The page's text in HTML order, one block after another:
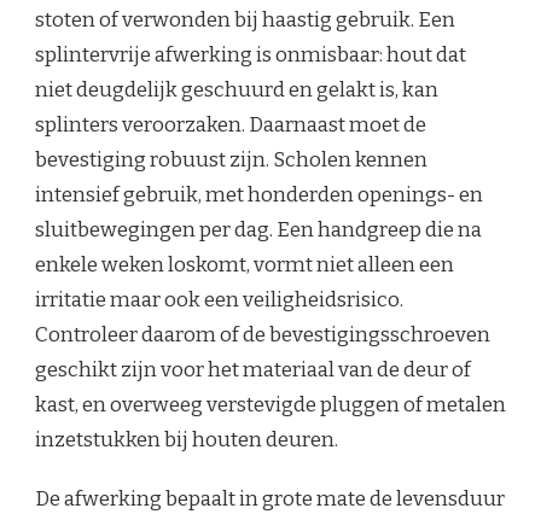
stoten of verwonden bij haastig gebruik. Een
splintervrije afwerking is onmisbaar: hout dat
niet deugdelijk geschuurd en gelakt is, kan
splinters veroorzaken. Daarnaast moet de
bevestiging robuust zijn. Scholen kennen
intensief gebruik, met honderden openings- en
sluitbewegingen per dag. Een handgreep die na
enkele weken loskomt, vormt niet alleen een
irritatie maar ook een veiligheidsrisico.
Controleer daarom of de bevestigingsschroeven
geschikt zijn voor het materiaal van de deur of
kast, en overweeg verstevigde pluggen of metalen
inzetstukken bij houten deuren.
De afwerking bepaalt in grote mate de levensduur